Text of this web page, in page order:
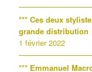
*** Ces deux
grande distribution
1 février 2022
*** Emmanuel